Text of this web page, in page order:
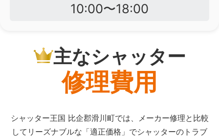
10:00〜18:00
主なシャッター
修理費用
シャッター王国 比企郡滑川町では、メーカー修理と比較
してリーズナブルな「適正価格」でシャッターのトラブ